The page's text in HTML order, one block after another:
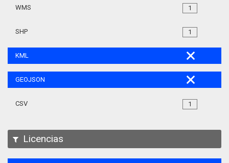
1
WMS
1
SHP
KML
GEOJSON
1
CSV
Licencias